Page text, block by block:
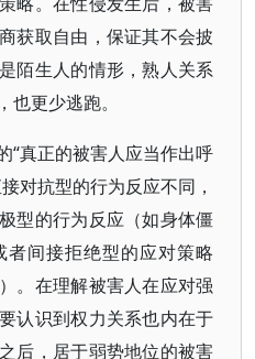
获取自由，保证其不会披
陌生人的情形，熟人关系
更少逃跑。
“真正的被害人应当作出呼
对抗型的行为反应不同，
型的行为反应（如身体僵
间接拒绝型的应对策略
。在理解被害人在应对强
认识到权力关系也内在于
后，居于弱势地位的被害